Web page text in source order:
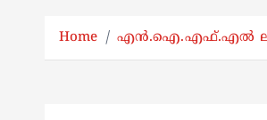
Home എന്‍.ഐ.എഫ്.എല്‍ ലില്‍